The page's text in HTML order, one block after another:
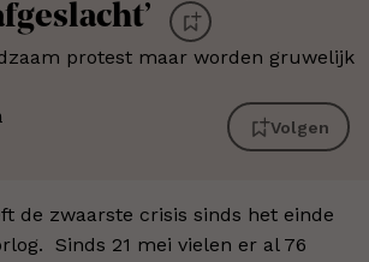
Volgen
de zwaarste crisis sinds het einde
Sinds 21 mei vielen er al 76